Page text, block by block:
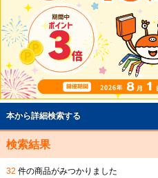
本から詳細検索する
検索結果
32 件の商品がみつかりました